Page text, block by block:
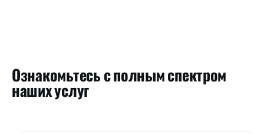
Ознакомьтесь с полным спектром
наших услуг